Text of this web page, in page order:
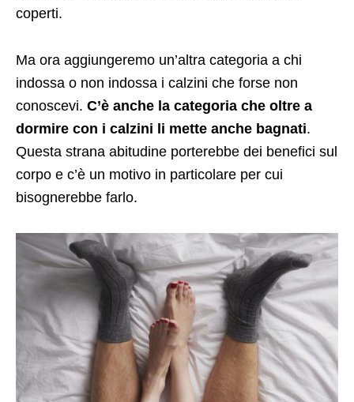
coperti.
Ma ora aggiungeremo un’altra categoria a chi
indossa o non indossa i calzini che forse non
conoscevi. C’è anche la categoria che oltre a
dormire con i calzini li mette anche bagnati.
Questa strana abitudine porterebbe dei benefici sul
corpo e c’è un motivo in particolare per cui
bisognerebbe farlo.